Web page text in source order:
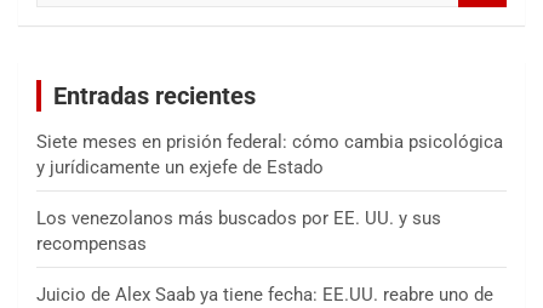
Entradas recientes
Siete meses en prisión federal: cómo cambia psicológica
y jurídicamente un exjefe de Estado
Los venezolanos más buscados por EE. UU. y sus
recompensas
Juicio de Alex Saab ya tiene fecha: EE.UU. reabre uno de